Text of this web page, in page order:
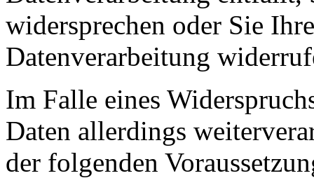
widersprechen oder Sie
Datenverarbeitung
Im Falle eines
Daten allerdings
der folgenden